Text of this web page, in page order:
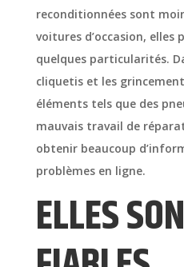
reconditionnées sont
voitures d’occasion,
quelques particularités.
cliquetis et les
éléments tels que des
mauvais travail de
obtenir beaucoup
problèmes en ligne.
ELLES